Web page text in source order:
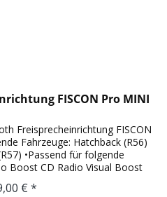
FISCON Pro MINI
Freisprecheinrichtung FISCON
Fahrzeuge: Hatchback (R56)
•Passend für folgende
Boost CD Radio Visual Boost
€ *